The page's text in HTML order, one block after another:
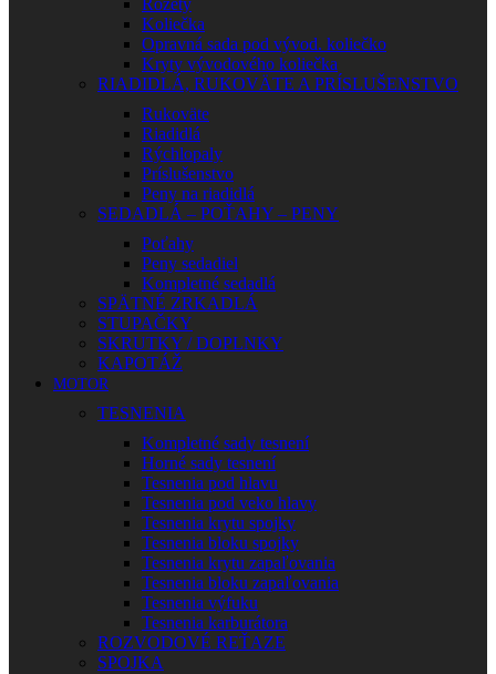
Rozety
Koliečka
Opravná sada pod vývod. koliečko
Kryty vývodového koliečka
RIADIDLÁ, RUKOVÄTE A PRÍSLUŠENSTVO
Rukoväte
Riadidlá
Rýchlopaly
Príslušenstvo
Peny na riadidlá
SEDADLÁ – POŤAHY – PENY
Poťahy
Peny sedadiel
Kompletné sedadlá
SPÄTNÉ ZRKADLÁ
STUPAČKY
SKRUTKY / DOPLNKY
KAPOTÁŽ
MOTOR
TESNENIA
Kompletné sady tesnení
Horné sady tesnení
Tesnenia pod hlavu
Tesnenia pod veko hlavy
Tesnenia krytu spojky
Tesnenia bloku spojky
Tesnenia krytu zapaľovania
Tesnenia bloku zapaľovania
Tesnenia výfuku
Tesnenia karburátora
ROZVODOVÉ REŤAZE
SPOJKA